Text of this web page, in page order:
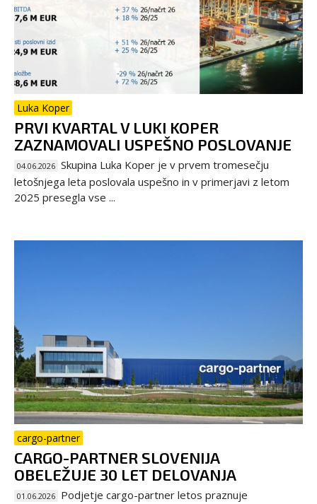
Luka Koper
PRVI KVARTAL V LUKI KOPER
ZAZNAMOVALI USPEŠNO POSLOVANJE
04.06.2026 Skupina Luka Koper je v prvem tromesečju
letošnjega leta poslovala uspešno in v primerjavi z letom
2025 presegla vse ...
cargo-partner
CARGO-PARTNER SLOVENIJA
OBELEŽUJE 30 LET DELOVANJA
01.06.2026 Podjetje cargo-partner letos praznuje